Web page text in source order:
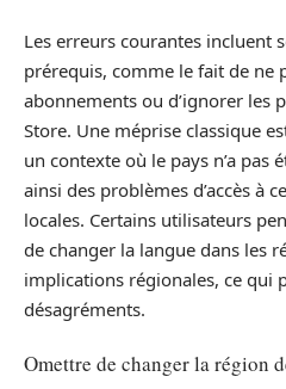
Les erreurs courantes incluent
prérequis, comme le fait de ne
abonnements ou d’ignorer les
Store. Une méprise classique
un contexte où le pays n’a pas
ainsi des problèmes d’accès à
locales. Certains utilisateurs
de changer la langue dans les
implications régionales, ce qui
désagréments.
Omettre de changer la région